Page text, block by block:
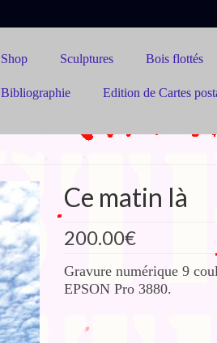
Shop Sculptures Bois flottés
Bibliographie Edition de Cartes
Ce matin là
200.00€
Gravure numérique 9
EPSON Pro 3880.